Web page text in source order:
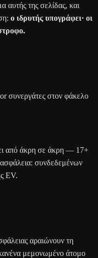
αυτής της σελίδας, και
ο ιδρυτής υπογράφει· οι
συνεργάτες στον φάκελο
από άκρη σε άκρη — 17+
συνδεδεμένων
EV.
αραιώνουν τη
μεμονωμένο άτομο